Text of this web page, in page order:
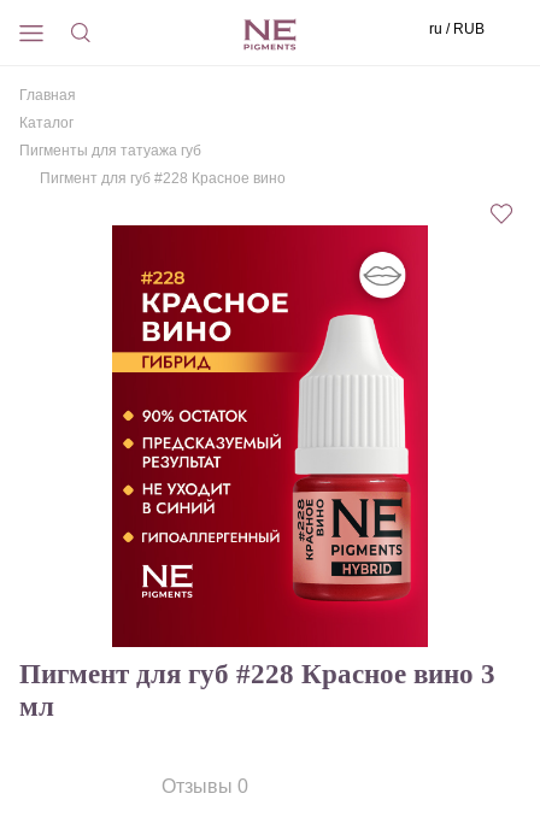
ru / RUB
Главная
Каталог
Пигменты для татуажа губ
Пигмент для губ #228 Красное вино
Пигмент для губ #228 Красное вино 3
мл
Отзывы 0